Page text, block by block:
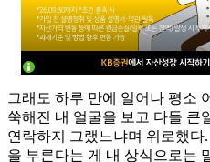
그래도 하루 만에 일어나 평소
쑥해진 내 얼굴을 보고 다들 큰
연락하지 그랬느냐며 위로했
을 부른다는 게 내 상식으로는